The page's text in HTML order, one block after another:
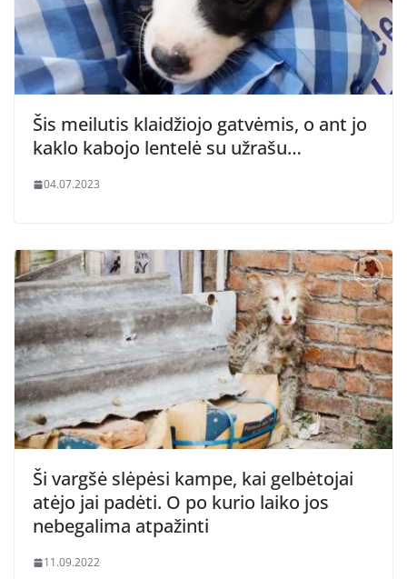
Šis meilutis klaidžiojo gatvėmis, o ant jo
kaklo kabojo lentelė su užrašu…
04.07.2023
Ši vargšė slėpėsi kampe, kai gelbėtojai
atėjo jai padėti. O po kurio laiko jos
nebegalima atpažinti
11.09.2022